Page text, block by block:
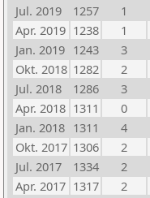
Jul. 2019
1257 1
Apr. 2019 1238 1
Jan. 2019 1243 3
Okt. 2018 1282 2
Jul. 2018
1286 3
Apr. 2018 1311 0
Jan. 2018 1311 4
Okt. 2017 1306 2
Jul. 2017
1334 2
Apr. 2017 1317 2